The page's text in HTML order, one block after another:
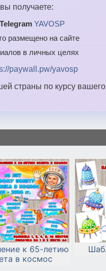
получаете:
YAVOSP
размещено на сайте
в личных целях
paywall.pw/yavosp
страны по курсу вашего
к 65-летию
в космос